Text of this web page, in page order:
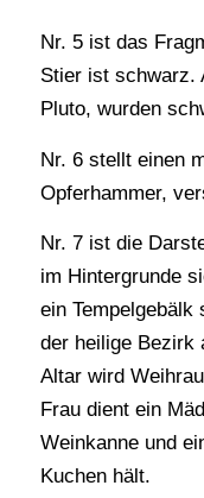
Nr. 5 ist das
Stier ist schwarz.
Pluto, wurden
Nr. 6 stellt einen
Opferhammer,
Nr. 7 ist die
im Hintergrunde
ein
der heilige Bezirk
Altar wird
Frau dient ein
Weinkanne und
Kuchen hält.